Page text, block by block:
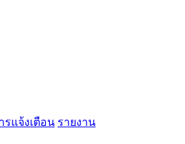
รแจ้งเตือน รายงาน